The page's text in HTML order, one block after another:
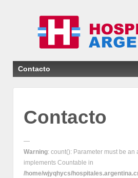
Contacto
Contacto
—
Warning: count(): Parameter must be an
implements Countable in
/home/wjyqhycs/